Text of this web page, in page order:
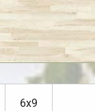
6х9